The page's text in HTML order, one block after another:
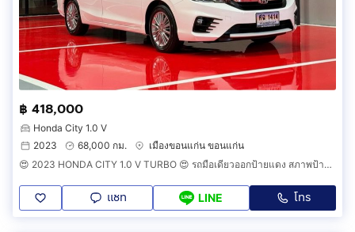
฿ 418,000
Honda City 1.0 V
2023
68,000 กม.
เมืองขอนแก่น ขอนแก่น
😍 2023 HONDA CITY 1.0 V TURBO 😍 รถมือเดียวออกป้ายแดง สภาพป้ายแดง วิ่งน้อยเพียง 6X,XXX กม รถไม่เคยมีอุบัติเหตุครับ
แชท LINE โทร